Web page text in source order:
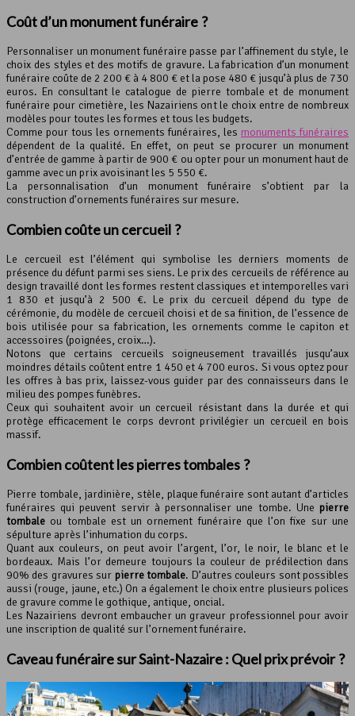
Coût d’unmonument funéraire ?
Personnaliser un monument funéraire passe par l’affinement du style, le
choix des styles et des motifs de gravure. La fabrication d’un monument
funéraire coûte de 2 200 € à 4 800 € et la pose 480 € jusqu’à plus de 730
euros. En consultant le catalogue de pierre tombale et de monument
funéraire pour cimetière, les Nazairiens ont le choix entre de nombreux
modèles pour toutes les formes et tous les budgets.
Comme pour tous les ornements funéraires, les monuments funéraires
dépendent de la qualité. En effet, on peut se procurer un monument
d’entrée de gamme à partir de 900 € ou opter pour un monument haut de
gamme avec un prix avoisinant les 5 550 €.
La personnalisation d’un monument funéraire s’obtient par la
construction d’ornements funéraires sur mesure.
Combien coûte un cercueil ?
Le cercueil est l’élément qui symbolise les derniers moments de
présence du défunt parmi ses siens. Le prix des cercueils de référence au
design travaillé dont les formes restent classiques et intemporelles vari
1 830 et jusqu’à 2 500 €. Le prix du cercueil dépend du type de
cérémonie, du modèle de cercueil choisi et de sa finition, de l’essence de
bois utilisée pour sa fabrication, les ornements comme le capiton et
accessoires (poignées, croix…).
Notons que certains cercueils soigneusement travaillés jusqu’aux
moindres détails coûtent entre 1 450 et 4 700 euros. Si vous optez pour
les offres à bas prix, laissez-vous guider par des connaisseurs dans le
milieu des pompes funèbres.
Ceux qui souhaitent avoir un cercueil résistant dans la durée et qui
protège efficacement le corps devront privilégier un cercueil en bois
massif.
Combien coûtent les pierres tombales ?
Pierre tombale, jardinière, stèle, plaque funéraire sont autant d’articles
funéraires qui peuvent servir à personnaliser une tombe. Une pierre
tombale ou tombale est un ornement funéraire que l’on fixe sur une
sépulture après l’inhumation du corps.
Quant aux couleurs, on peut avoir l’argent, l’or, le noir, le blanc et le
bordeaux. Mais l’or demeure toujours la couleur de prédilection dans
90% des gravures sur pierre tombale. D’autres couleurs sont possibles
aussi (rouge, jaune, etc.) On a également le choix entre plusieurs polices
de gravure comme le gothique, antique, oncial.
Les Nazairiens devront embaucher un graveur professionnel pour avoir
une inscription de qualité sur l’ornement funéraire.
Caveau funéraire sur Saint-Nazaire : Quel prix prévoir ?